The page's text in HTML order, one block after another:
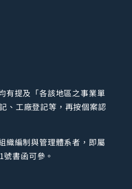
有提及「各該地區之事業單
、工廠登記等，再按個案認
織編制與管理體系者，即屬
書函可參。